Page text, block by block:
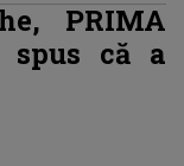
PRIMA
spus că a